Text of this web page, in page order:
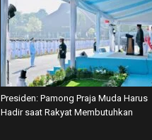
Presiden: Pamong Praja Muda Harus
Hadir saat Rakyat Membutuhkan